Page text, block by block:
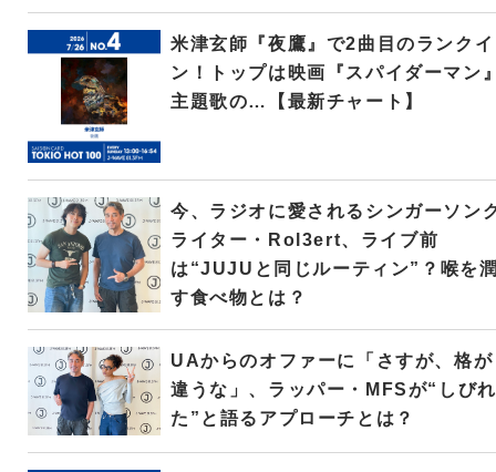
米津玄師『夜鷹』で2曲目のランクイ
ン！トップは映画『スパイダーマン
主題歌の…【最新チャート】
今、ラジオに愛されるシンガーソン
ライター・Rol3ert、ライブ前
は“JUJUと同じルーティン”？喉を
す食べ物とは？
UAからのオファーに「さすが、格が
違うな」、ラッパー・MFSが“しびれ
た”と語るアプローチとは？